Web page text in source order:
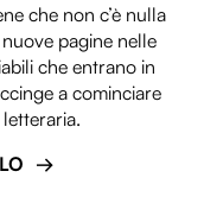
che non c’è nulla
pagine nelle
che entrano in
a cominciare